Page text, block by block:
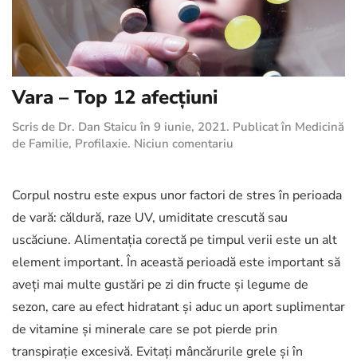
Vara – Top 12 afecțiuni
Scris de Dr. Dan Staicu în 9 iunie, 2021. Publicat în Medicină
de Familie, Profilaxie. Niciun comentariu
Top
afecțiuni
Corpul nostru este expus unor factori de stres în perioada
de vară: căldură, raze UV, umiditate crescută sau
uscăciune. Alimentația corectă pe timpul verii este un alt
element important. În această perioadă este important să
aveți mai multe gustări pe zi din fructe și legume de
sezon, care au efect hidratant și aduc un aport suplimentar
de vitamine și minerale care se pot pierde prin
transpirație excesivă. Evitați mâncărurile grele și în